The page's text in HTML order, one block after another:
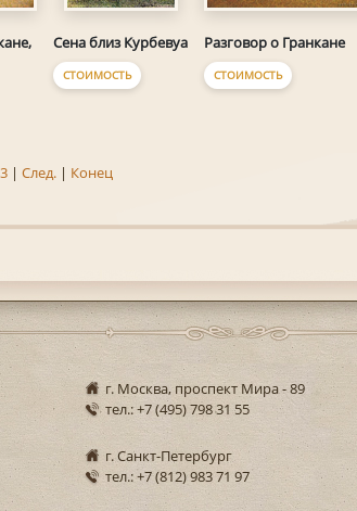
Сена близ Курбевуа
СТОИМОСТЬ
Разговор о Гранкане
СТОИМОСТЬ
3| След.| Конец
г. Москва, проспект Мира - 89
тел.: +7 (495) 798 31 55
г. Санкт-Петербург
тел.: +7 (812) 983 71 97